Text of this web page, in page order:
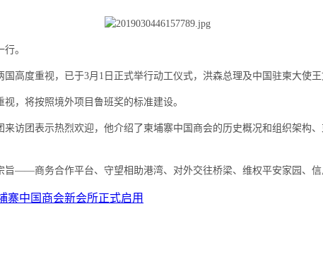
。
高度重视，已于3月1日正式举行动工仪式，洪森总理及中国驻柬大使王
，将按照境外项目鲁班奖的标准建设。
访团表示热烈欢迎，他介绍了柬埔寨中国商会的历史概况和组织架构
——商务合作平台、守望相助港湾、对外交往桥梁、维权平安家园、信
寨中国商会新会所正式启用